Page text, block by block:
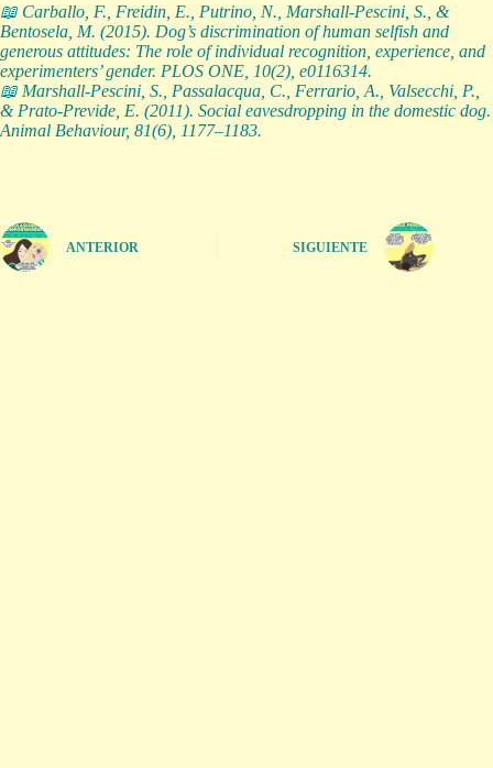
📖 Carballo, F., Freidin, E., Putrino, N., Marshall-Pescini, S., &
Bentosela, M. (2015). Dog’s discrimination of human selfish and
generous attitudes: The role of individual recognition, experience, and
experimenters’ gender. PLOS ONE, 10(2), e0116314.
📖 Marshall-Pescini, S., Passalacqua, C., Ferrario, A., Valsecchi, P.,
& Prato-Previde, E. (2011). Social eavesdropping in the domestic dog.
Animal Behaviour, 81(6), 1177–1183.
ANTERIOR SIGUIENTE